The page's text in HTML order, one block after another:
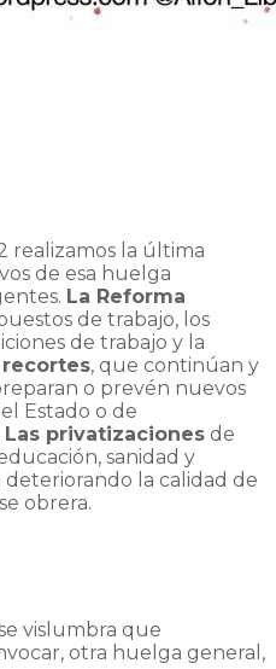
realizamos la última
de esa huelga
La Reforma
de trabajo, los
de trabajo y la
recortes, que continúan y
o prevén nuevos
Estado o de
Las privatizaciones de
sanidad y
la calidad de
obrera.
vislumbra que
otra huelga general,